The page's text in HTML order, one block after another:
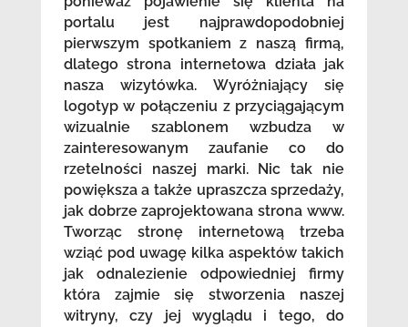
portalu jest najprawdopodobniej
pierwszym spotkaniem z naszą firmą,
dlatego strona internetowa działa jak
nasza wizytówka. Wyróżniający się
logotyp w połączeniu z przyciągającym
wizualnie szablonem wzbudza w
zainteresowanym zaufanie co do
rzetelności naszej marki. Nic tak nie
powiększa a także upraszcza sprzedaży,
jak dobrze zaprojektowana strona www.
Tworząc stronę internetową trzeba
wziąć pod uwagę kilka aspektów takich
jak odnalezienie odpowiedniej firmy
która zajmie się stworzenia naszej
witryny, czy jej wyglądu i tego, do